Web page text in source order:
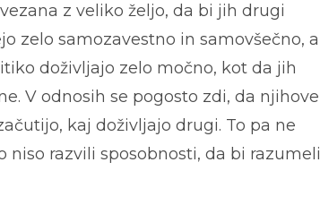
z veliko željo, da bi jih drugi
zelo samozavestno in samovšečno, a
doživljajo zelo močno, kot da jih
V odnosih se pogosto zdi, da njihove
kaj doživljajo drugi. To pa ne
razvili sposobnosti, da bi razumeli